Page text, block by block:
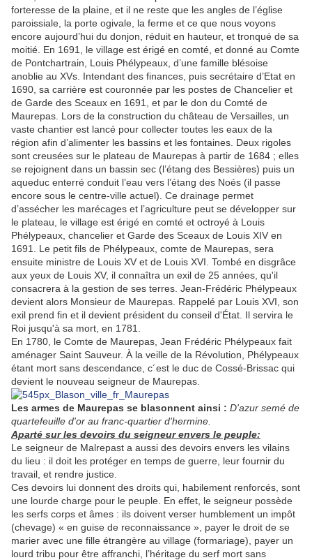
forteresse de la plaine, et il ne reste que les angles de l’église
paroissiale, la porte ogivale, la ferme et ce que nous voyons
encore aujourd’hui du donjon, réduit en hauteur, et tronqué de sa
moitié. En 1691, le village est érigé en comté, et donné au Comte
de Pontchartrain, Louis Phélypeaux, d’une famille blésoise
anoblie au XVs. Intendant des finances, puis secrétaire d’Etat en
1690, sa carrière est couronnée par les postes de Chancelier et
de Garde des Sceaux en 1691, et par le don du Comté de
Maurepas. Lors de la construction du château de Versailles, un
vaste chantier est lancé pour collecter toutes les eaux de la
région afin d’alimenter les bassins et les fontaines. Deux rigoles
sont creusées sur le plateau de Maurepas à partir de 1684 ; elles
se rejoignent dans un bassin sec (l’étang des Bessières) puis un
aqueduc enterré conduit l’eau vers l’étang des Noés (il passe
encore sous le centre-ville actuel). Ce drainage permet
d’assécher les marécages et l’agriculture peut se développer sur
le plateau, le village est érigé en comté et octroyé à Louis
Phélypeaux, chancelier et Garde des Sceaux de Louis XIV en
1691. Le petit fils de Phélypeaux, comte de Maurepas, sera
ensuite ministre de Louis XV et de Louis XVI. Tombé en disgrâce
aux yeux de Louis XV, il connaîtra un exil de 25 années, qu'il
consacrera à la gestion de ses terres. Jean-Frédéric Phélypeaux
devient alors Monsieur de Maurepas. Rappelé par Louis XVI, son
exil prend fin et il devient président du conseil d'État. Il servira le
Roi jusqu'à sa mort, en 1781.
En 1780, le Comte de Maurepas, Jean Frédéric Phélypeaux fait
aménager Saint Sauveur. À la veille de la Révolution, Phélypeaux
étant mort sans descendance, c´est le duc de Cossé-Brissac qui
devient le nouveau seigneur de Maurepas.
Les armes de Maurepas se blasonnent ainsi : D'azur semé de
quartefeuille d'or au franc-quartier d'hermine.
Aparté sur les devoirs du seigneur envers le peuple:
Le seigneur de Malrepast a aussi des devoirs envers les vilains
du lieu : il doit les protéger en temps de guerre, leur fournir du
travail, et rendre justice.
Ces devoirs lui donnent des droits qui, habilement renforcés, sont
une lourde charge pour le peuple. En effet, le seigneur possède
les serfs corps et âmes : ils doivent verser humblement un impôt
(chevage) « en guise de reconnaissance », payer le droit de se
marier avec une fille étrangère au village (formariage), payer un
lourd tribu pour être affranchi, l’héritage du serf mort sans